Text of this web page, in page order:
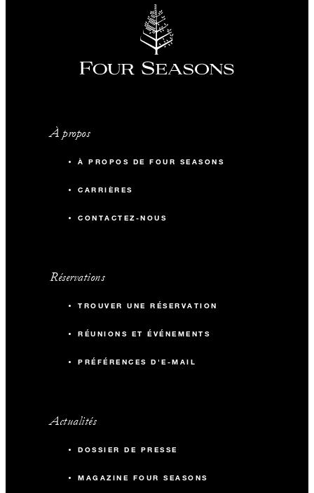
À propos
À PROPOS DE FOUR SEASONS
CARRIÈRES
CONTACTEZ-NOUS
Réservations
TROUVER UNE RÉSERVATION
RÉUNIONS ET ÉVÉNEMENTS
PRÉFÉRENCES D'E-MAIL
Actualités
DOSSIER DE PRESSE
MAGAZINE FOUR SEASONS